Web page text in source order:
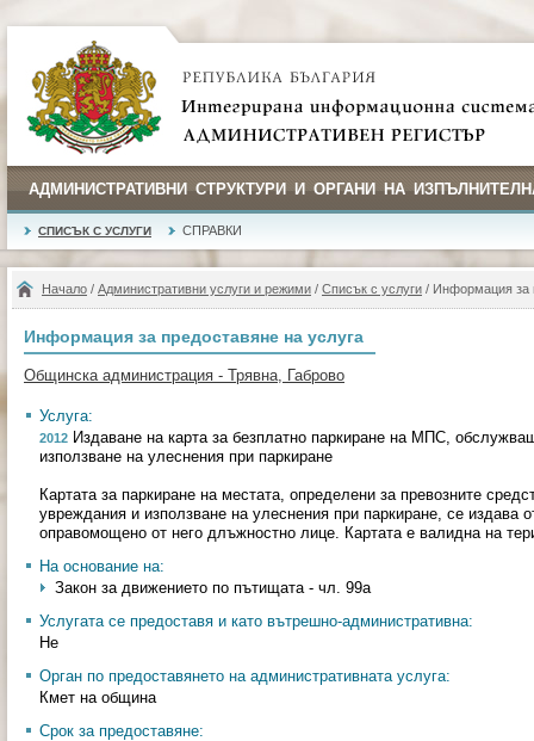
АДМИНИСТРАТИВНИ СТРУКТУРИ И ОРГАНИ НА
СПИСЪК С УСЛУГИ СПРАВКИ
Начало / Административни услуги и режими / Списък с услуги / Информация за
Информация за предоставяне на услуга
Общинска администрация - Трявна, Габрово
Услуга:
2012 Издаване на карта за безплатно паркиране на МПС,
използване на улеснения при паркиране
Картата за паркиране на местата, определени за превозните
увреждания и използване на улеснения при паркиране, се издава
оправомощено от него длъжностно лице. Картата е валидна на
На основание на:
Закон за движението по пътищата - чл. 99а
Услугата се предоставя и като вътрешно-административна:
Не
Орган по предоставянето на административната услуга:
Кмет на община
Срок за предоставяне: